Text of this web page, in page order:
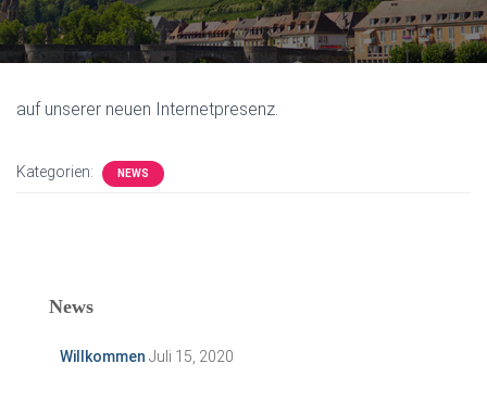
O
N
U
auf unserer neuen Internetpresenz.
Kategorien: NEWS
News
Willkommen Juli 15, 2020